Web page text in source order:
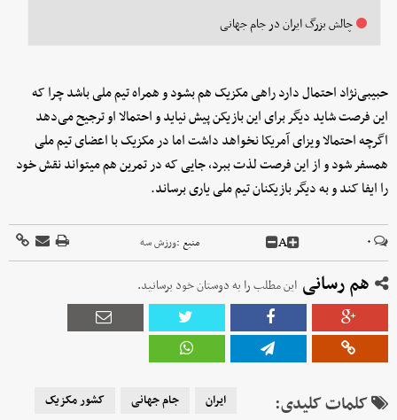
چالش بزرگ ایران در جام جهانی
حبیبی‌نژاد احتمال دارد راهی مکزیک هم بشود و همراه تیم ملی باشد چرا که
این فرصت شاید دیگر برای این بازیکن پیش نیاید و احتمالا او ترجیح می‌دهد
اگرچه احتمالا ویزای آمریکا نخواهد داشت اما در مکزیک با اعضای تیم ملی
همسفر شود و از این فرصت لذت ببرد، جایی که در تمرین هم میتواند نقش خود
را ایفا کند و به دیگر بازیکنان تیم ملی یاری برساند.
۰ A منبع :ورزش سه
هم رسانی این مطلب را به دوستان خود برسانید.
کلمات کلیدی: ایران جام جهانی
کشور مکزیک